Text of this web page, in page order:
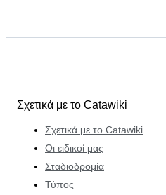
Σχετικά με το Catawiki
Σχετικά με το Catawiki
Οι ειδικοί μας
Σταδιοδρομία
Τύπος